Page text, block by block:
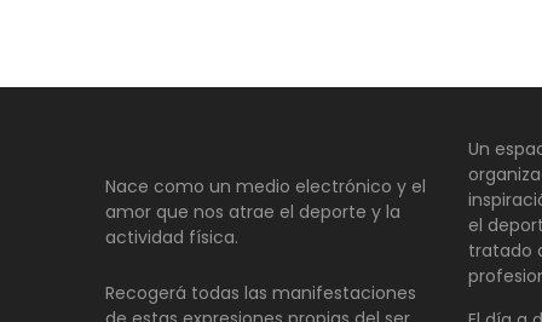
Nace como un medio electrónico y el
amor que nos atrae el deporte y la
actividad física.
Recogerá todas las manifestaciones
Un
el
tratado